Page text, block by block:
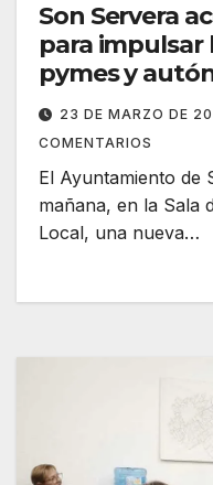
Son Servera
para impulsar
pymes y
23 DE MARZO DE
COMENTARIOS
El Ayuntamiento de
mañana, en la Sala
Local, una nueva…